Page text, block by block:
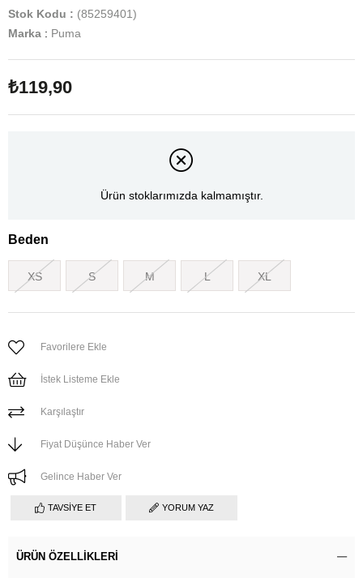
Stok Kodu
(85259401)
Marka : Puma
₺119,90
Ürün stoklarımızda kalmamıştır.
Beden
XS S M L XL
Favorilere Ekle
İstek Listeme Ekle
Karşılaştır
Fiyat Düşünce Haber Ver
Gelince Haber Ver
TAVSIYE ET YORUM YAZ
ÜRÜN ÖZELLIKLERI